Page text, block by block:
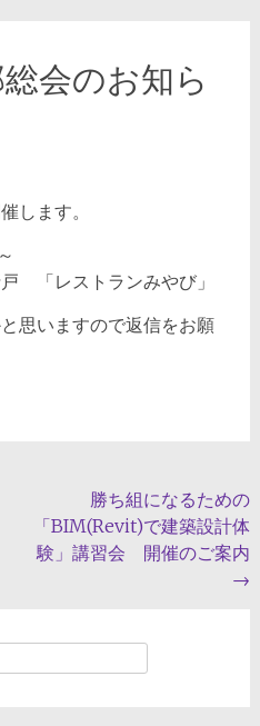
会のお知ら
します。
「レストランみやび」
思いますので返信をお願
勝ち組になるための
「BIM(Revit)で建築設計体
験」講習会 開催のご案内
→